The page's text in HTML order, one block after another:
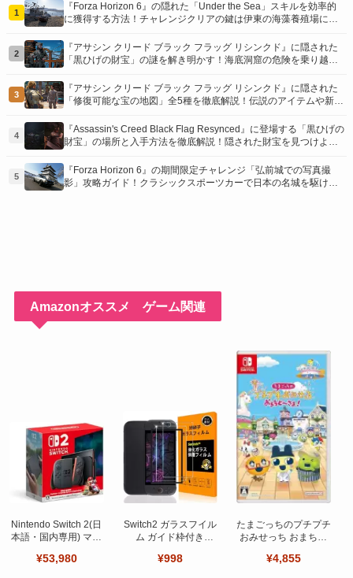
1
『Forza Horizon 6』の隠れた「Under the Sea」スキルを効率的
に獲得する方法！チャレンジクリアの鍵は伊東の海藻養殖場にあ
2
『アサシン クリード ブラック フラッグ リシンクド』に隠された
「黒ひげの財宝」の謎を解き明かす！海底洞窟の危険を乗り越
3
『アサシン クリード ブラック フラッグ リシンクド』に隠された
「修復可能な宝の地図」全5種を徹底解説！伝説のアイテムや新衣
介！
4
『Assassin's Creed Black Flag Resynced』に登場する「黒ひげの
財宝」の場所と入手方法を徹底解説！隠された財宝を見つけよ
5
『Forza Horizon 6』の期間限定チャレンジ「弘前城での写真撮
影」攻略ガイド！クラシックスポーツカーで日本の名城を駆け巡
Amazonオススメ ゲーム関連
Nintendo Switch 2(日
本語・国内専用) マリ
ット
¥53,980
Switch2 ガラスフイル
ム ガイド枠付き
ット 日本旭硝子製-高
¥998
たまごっちのプチプチ
おみせっち おまちど
¥4,855